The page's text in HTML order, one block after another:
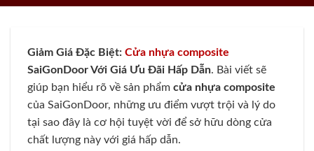
Giảm Giá Đặc Biệt: Cửa nhựa composite
SaiGonDoor Với Giá Ưu Đãi Hấp Dẫn. Bài viết sẽ
giúp bạn hiểu rõ về sản phẩm cửa nhựa composite
của SaiGonDoor, những ưu điểm vượt trội và lý do
tại sao đây là cơ hội tuyệt vời để sở hữu dòng cửa
chất lượng này với giá hấp dẫn.